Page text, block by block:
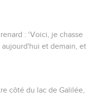
: ‘Voici, je chasse
aujourd'hui et demain, et
côté du lac de Galilée,